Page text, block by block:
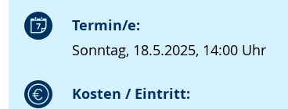
Termin/e:
Sonntag, 18.5.2025, 14:00 Uhr
Kosten / Eintritt: